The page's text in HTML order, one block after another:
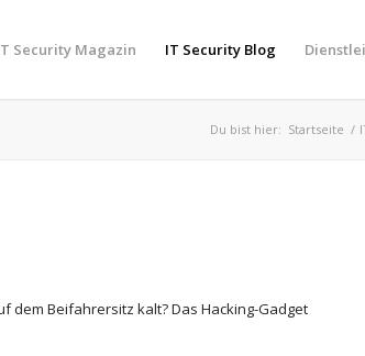
Security Magazin IT Security Blog
Du bist hier: Startseite /
dem Beifahrersitz kalt? Das Hacking-Gadget